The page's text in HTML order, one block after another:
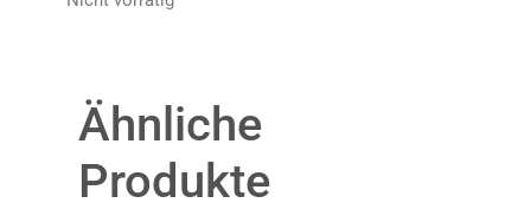
Ähnliche
Produkte